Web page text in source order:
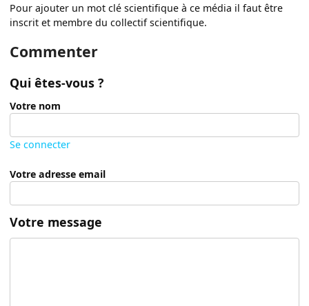
Pour ajouter un mot clé scientifique à ce média il faut être
inscrit et membre du collectif scientifique.
Commenter
Qui êtes-vous ?
Votre nom
Se connecter
Votre adresse email
Votre message